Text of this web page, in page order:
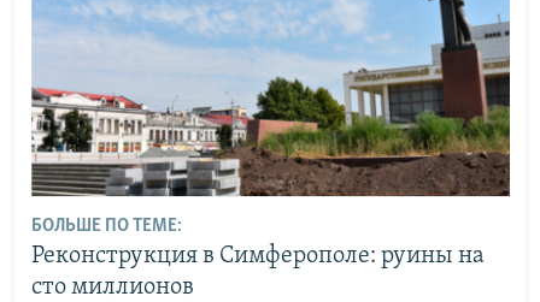
БОЛЬШЕ ПО ТЕМЕ:
Реконструкция в Симферополе: руины на
сто миллионов